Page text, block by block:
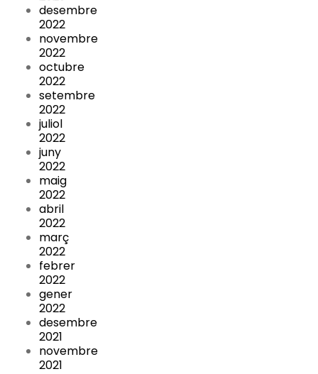
desembre
2022
novembre
2022
octubre
2022
setembre
2022
juliol
2022
juny
2022
maig
2022
abril
2022
març
2022
febrer
2022
gener
2022
desembre
2021
novembre
2021